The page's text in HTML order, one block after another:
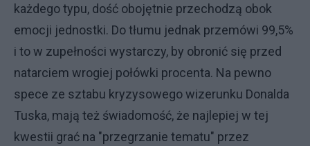
każdego typu, dość obojętnie przechodzą obok
emocji jednostki. Do tłumu jednak przemówi 99,5%
i to w zupełności wystarczy, by obronić się przed
natarciem wrogiej połówki procenta. Na pewno
spece ze sztabu kryzysowego wizerunku Donalda
Tuska, mają też świadomość, że najlepiej w tej
kwestii grać na "przegrzanie tematu" przez